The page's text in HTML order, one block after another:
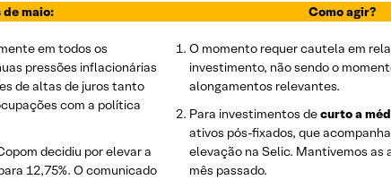
de maio:
em todos os
pressões inflacionárias
de altas de juros tanto
com a política
decidiu por elevar a
12,75%. O comunicado
Como agir?
O momento requer cautela em
investimento, não sendo o
alongamentos relevantes.
Para investimentos decurto a
ativos pós-fixados, que
elevação na Selic. Mantivemos as
mês passado.